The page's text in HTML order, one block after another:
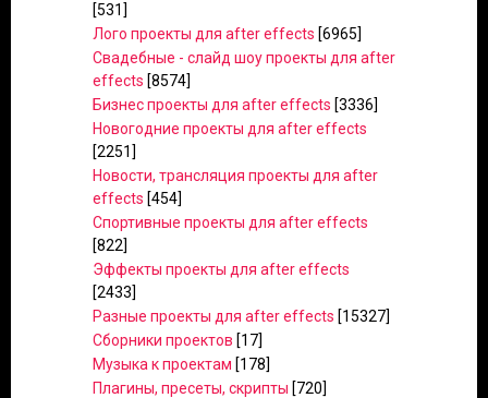
[531]
Лого проекты для after effects [6965]
Свадебные - слайд шоу проекты для after
effects [8574]
Бизнес проекты для after effects [3336]
Новогодние проекты для after effects
[2251]
Новости, трансляция проекты для after
effects [454]
Спортивные проекты для after effects
[822]
Эффекты проекты для after effects
[2433]
Разные проекты для after effects [15327]
Сборники проектов [17]
Музыка к проектам [178]
Плагины, пресеты, скрипты [720]